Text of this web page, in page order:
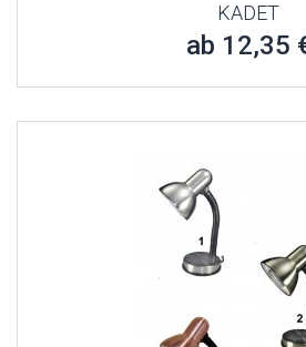
KADET
ab 12,35